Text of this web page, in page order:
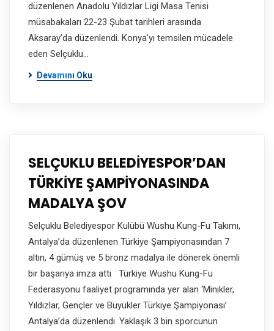
düzenlenen Anadolu Yıldızlar Ligi Masa Tenisi
müsabakaları 22-23 Şubat tarihleri arasında
Aksaray’da düzenlendi. Konya’yı temsilen mücadele
eden Selçuklu…
Devamını Oku
SELÇUKLU BELEDİYESPOR’DAN
TÜRKİYE ŞAMPİYONASINDA
MADALYA ŞOV
Selçuklu Belediyespor Kulübü Wushu Kung-Fu Takımı,
Antalya’da düzenlenen Türkiye Şampiyonasından 7
altın, 4 gümüş ve 5 bronz madalya ile dönerek önemli
bir başarıya imza attı Türkiye Wushu Kung-Fu
Federasyonu faaliyet programında yer alan ‘Minikler,
Yıldızlar, Gençler ve Büyükler Türkiye Şampiyonası’
Antalya’da düzenlendi. Yaklaşık 3 bin sporcunun